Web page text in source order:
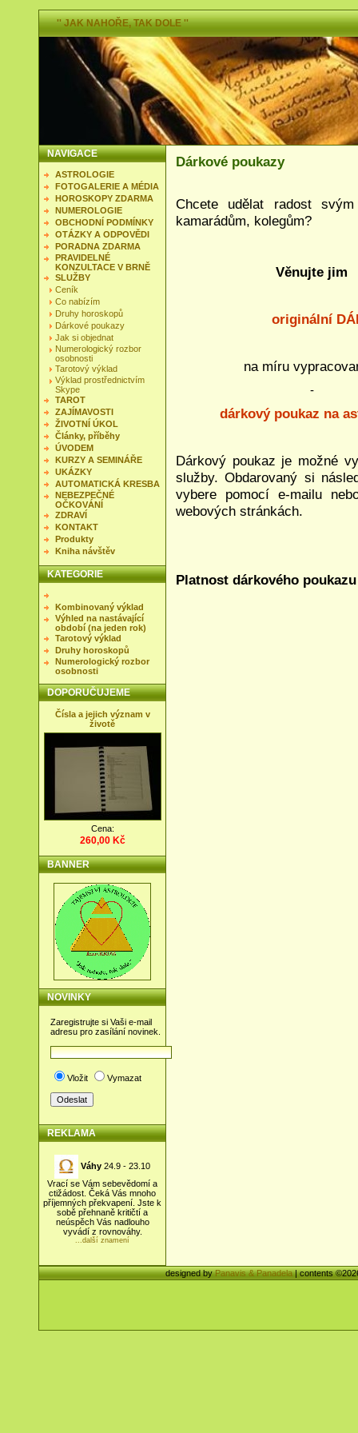
'' JAK NAHOŘE, TAK DOLE ''
NAVIGACE
ASTROLOGIE
FOTOGALERIE A MÉDIA
HOROSKOPY ZDARMA
NUMEROLOGIE
OBCHODNÍ PODMÍNKY
OTÁZKY A ODPOVĚDI
PORADNA ZDARMA
PRAVIDELNÉ
KONZULTACE V BRNĚ
SLUŽBY
Ceník
Co nabízím
Druhy horoskopů
Dárkové poukazy
Jak si objednat
Numerologický rozbor
osobnosti
Tarotový výklad
Výklad prostřednictvím
Skype
TAROT
ZAJÍMAVOSTI
ŽIVOTNÍ ÚKOL
Články, příběhy
ÚVODEM
KURZY A SEMINÁŘE
UKÁZKY
AUTOMATICKÁ KRESBA
NEBEZPEČNÉ
OČKOVÁNÍ
ZDRAVÍ
KONTAKT
Produkty
Kniha návštěv
KATEGORIE
Kombinovaný výklad
Výhled na nastávající
období (na jeden rok)
Tarotový výklad
Druhy horoskopů
Numerologický rozbor
osobnosti
DOPORUČUJEME
Čísla a jejich význam v
životě
Cena:
260,00 Kč
BANNER
NOVINKY
Zaregistrujte si Vaši e-mail
adresu pro zasílání novinek.
Vložit Vymazat
REKLAMA
Váhy 24.9 - 23.10
Vrací se Vám sebevědomí a
ctižádost. Čeká Vás mnoho
příjemných překvapení. Jste k
sobě přehnaně kritičtí a
neúspěch Vás nadlouho
vyvádí z rovnováhy.
...další znamení
Dárkové poukazy
Chcete udělat radost
kamarádům, kolegům?
Věnujte jim
originální
na míru vypracovaný
-
dárkový poukaz na
Dárkový poukaz je možné
služby. Obdarovaný si
vybere pomocí e-mailu
webových stránkách.
Platnost dárkového
designed byPanavis & Panadela| contents